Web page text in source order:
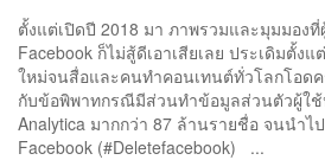
ตั้งแต่เปิดปี 2018 มา ภาพรวมและมุมมอง
Facebook ก็ไม่สู้ดีเอาเสียเลย ประเดิมตั้ง
ใหม่จนสื่อและคนทำคอนเทนต์ทั่วโลกโอด
กับข้อพิพาทกรณีมีส่วนทำข้อมูลส่วนตัวผู้ใช้
Analytica มากกว่า 87 ล้านรายชื่อ จนนำ
Facebook (#Deletefacebook) ...